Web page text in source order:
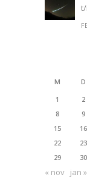
t/
M D
1
2
8
9
15
16
22
23
29
30
« nov jan »